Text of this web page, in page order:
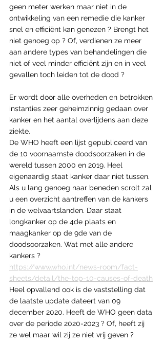
geen meter werken maar niet in de
ontwikkeling van een remedie die kanker
snel en efficiënt kan genezen ? Brengt het
niet genoeg op ? Of, verdienen ze meer
aan andere types van behandelingen die
niet of veel minder efficiënt zijn en in veel
gevallen toch leiden tot de dood ?
Er wordt door alle overheden en betrokken
instanties zeer geheimzinnig gedaan over
kanker en het aantal overlijdens aan deze
ziekte.
De WHO heeft een lijst gepubliceerd van
de 10 voornaamste doodsoorzaken in de
wereld tussen 2000 en 2019. Heel
eigenaardig staat kanker daar niet tussen.
Als u lang genoeg naar beneden scrolt zal
u een overzicht aantreffen van de kankers
in de welvaartslanden. Daar staat
longkanker op de 4de plaats en
maagkanker op de 9de van de
doodsoorzaken. Wat met alle andere
kankers ?
https://www.who.int/news-room/fact-
sheets/detail/the-top-10-causes-of-death
Heel opvallend ook is de vaststelling dat
de laatste update dateert van 09
december 2020. Heeft de WHO geen data
over de periode 2020-2023 ? Of, heeft zij
ze wel maar wil zij ze niet vrij geven ?